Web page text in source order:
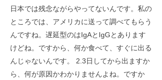
日本では残念ながらやってないんです。私の
ところでは、アメリカに送って調べてもらう
んですね。遅延型のはIgAとIgGとあります
けどね。ですから、何か食べて、すぐに出る
んじゃないんです。 2.3日してから出ますか
ら、何が原因かわかりませんよね。ですか